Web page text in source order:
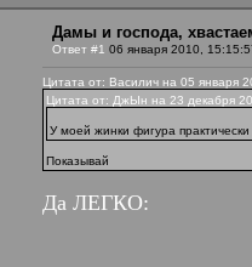
Дамы и господа,
Ответ #1 06 января 2010,
Цитата от: Василич на 05 января
Цитата от: ДжЫн на 23 декабря
У моей жинки фигура практически
Показывай
Да ЛЕГКО: